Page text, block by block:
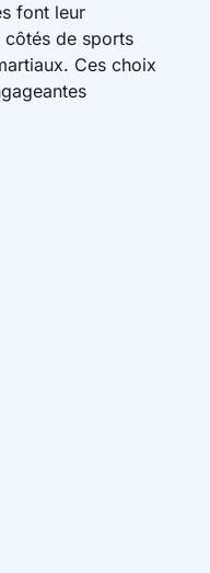
font leur
côtés de sports
Ces choix